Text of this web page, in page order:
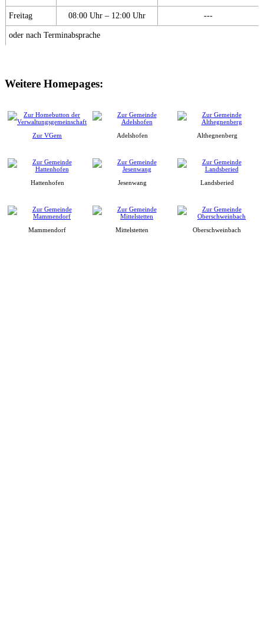
Freitag 08:00 Uhr – 12:00 Uhr ---
oder nach Terminabsprache
Weitere Homepages:
Zur VGem Adelshofen Althegnenberg
Hattenhofen Jesenwang Landsberied
Mammendorf Mittelstetten Oberschweinbach